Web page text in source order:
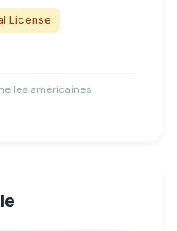
License
américaines